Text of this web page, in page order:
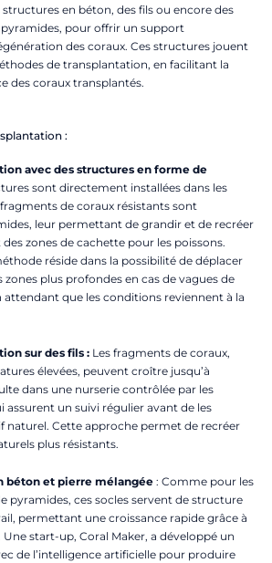
en béton, des fils ou encore des
pyramides, pour offrir un support
des coraux. Ces structures jouent
de transplantation, en facilitant la
des coraux transplantés.
:
avec des structures en forme de
sont directement installées dans les
de coraux résistants sont
leur permettant de grandir et de recréer
zones de cachette pour les poissons.
réside dans la possibilité de déplacer
zones plus profondes en cas de vagues de
attendant que les conditions reviennent à la
sur des fils : Les fragments de coraux,
élevées, peuvent croître jusqu’à
dans une nurserie contrôlée par les
assurent un suivi régulier avant de les
naturel. Cette approche permet de recréer
plus résistants.
béton et pierre mélangée : Comme pour les
pyramides, ces socles servent de structure
permettant une croissance rapide grâce à
start-up, Coral Maker, a développé un
de l’intelligence artificielle pour produire